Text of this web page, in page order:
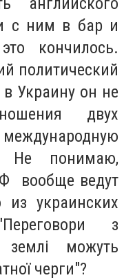
с ним в бар и
кончилось.
политический
Украину он не
двух
Не понимаю,
вообще ведут
из украинских
з
можуть
черги"?